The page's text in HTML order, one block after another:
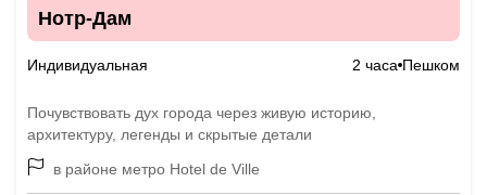
Нотр-Дам
Индивидуальная 2 часа Пешком
Почувствовать дух города через живую историю,
архитектуру, легенды и скрытые детали
в районе метро Hotel de Ville